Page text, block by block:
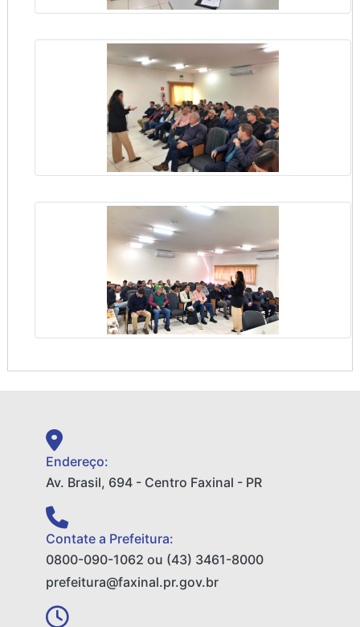
Endereço:
Av. Brasil, 694 - Centro Faxinal - PR
Contate a Prefeitura:
0800-090-1062 ou (43) 3461-8000
prefeitura@faxinal.pr.gov.br